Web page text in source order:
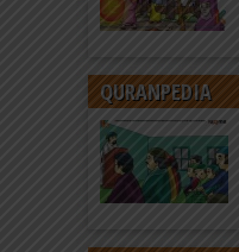
QURANPEDIA